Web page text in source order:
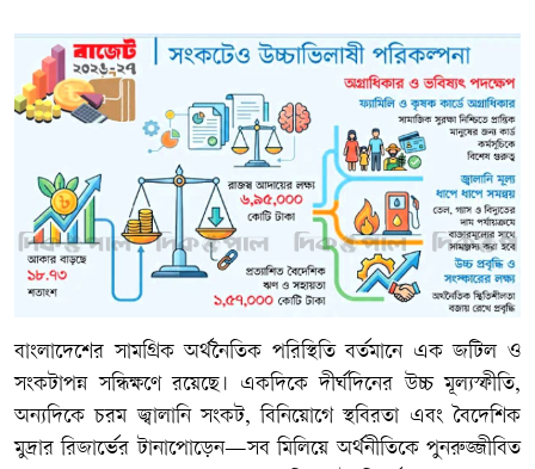
বাংলাদেশের সামগ্রিক অর্থনৈতিক পরিস্থিতি বর্তমানে এক জটিল ও
সংকটাপন্ন সন্ধিক্ষণে রয়েছে। একদিকে দীর্ঘদিনের উচ্চ মূল্যস্ফীতি,
অন্যদিকে চরম জ্বালানি সংকট, বিনিয়োগে স্থবিরতা এবং বৈদেশিক
মুদ্রার রিজার্ভের টানাপোড়েন—সব মিলিয়ে অর্থনীতিকে পুনরুজ্জীবিত